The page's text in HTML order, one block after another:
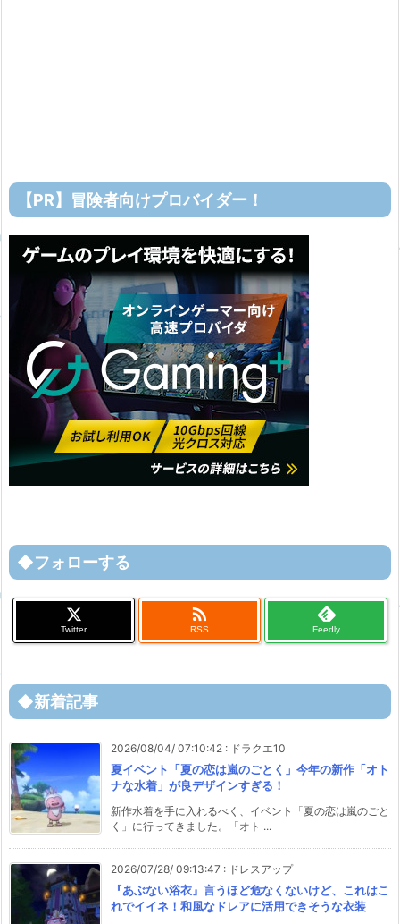
【PR】冒険者向けプロバイダー！
◆フォローする
Twitter

RSS Feedly
◆新着記事
2026/08/04/ 07:10:42 : ドラクエ10
夏イベント「夏の恋は嵐のごとく」今年の新作「オト
ナな水着」が良デザインすぎる！
新作水着を手に入れるべく、イベント「夏の恋は嵐のごと
く」に行ってきました。「オト ...
2026/07/28/ 09:13:47 : ドレスアップ
『あぶない浴衣』言うほど危なくないけど、これはこ
れでイイネ！和風なドレアに活用できそうな衣装